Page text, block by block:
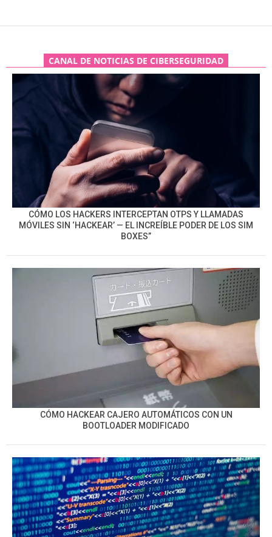
CANAL DE NOTICIAS DE CIBERSEGURIDAD
CÓMO LOS HACKERS INTERCEPTAN OTPS Y LLAMADAS
MÓVILES SIN ‘HACKEAR’ — EL INCREÍBLE PODER DE LOS SIM
BOXES”
CÓMO HACKEAR CAJERO AUTOMÁTICOS CON UN
BOOTLOADER MODIFICADO